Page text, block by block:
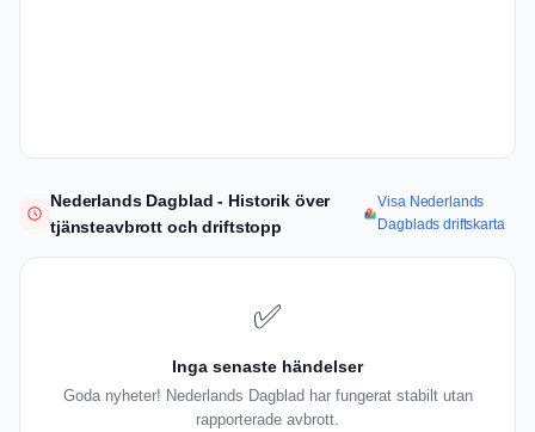
Nederlands Dagblad - Historik över
tjänsteavbrott och driftstopp
Visa Nederlands
Dagblads driftskarta
✅
Inga senaste händelser
Goda nyheter! Nederlands Dagblad har fungerat stabilt utan
rapporterade avbrott.